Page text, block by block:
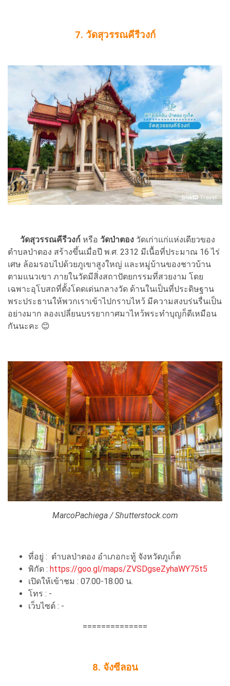
7. วัดสุวรรณคีรีวงก์
วัดสุวรรณคีรีวงก์ หรือ วัดป่าตอง วัดเก่าแก่แห่งเดียวของ
ตำบลป่าตอง สร้างขึ้นเมื่อปี พ.ศ. 2312 มีเนื้อที่ประมาณ 16 ไร่
เศษ ล้อมรอบไปด้วยภูเขาสูงใหญ่ และหมู่บ้านของชาวบ้าน
ตามแนวเขา ภายในวัดมีสิ่งสถาปัตยกรรมที่สวยงาม โดย
เฉพาะอุโบสถที่ตั้งโดดเด่นกลางวัด ด้านในเป็นที่ประดิษฐาน
พระประธานให้พวกเราเข้าไปกราบไหว้ มีความสงบร่นรื่นเป็น
อย่างมาก ลองเปลี่ยนบรรยากาศมาไหว้พระทำบุญก็ดีเหมือน
กันนะคะ 😊
MarcoPachiega / Shutterstock.com
ที่อยู่ : ตำบลป่าตอง อำเภอกะทู้ จังหวัดภูเก็ต
พิกัด : https://goo.gl/maps/ZVSDgseZyhaWY75t5
เปิดให้เข้าชม : 07.00-18.00 น.
โทร : -
เว็บไซต์ : -
==============
8. จังซีลอน